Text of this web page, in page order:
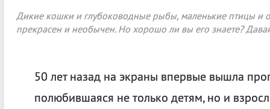
Дикие кошки и глубоководные рыбы, маленькие птицы и
прекрасен и необычен. Но хорошо ли вы его знаете?
50 лет назад на экраны впервые вышла
полюбившаяся не только детям, но и